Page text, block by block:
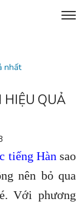
nhất
HIỆU QUẢ
tiếng Hàn sao
nên bỏ qua
Với phương